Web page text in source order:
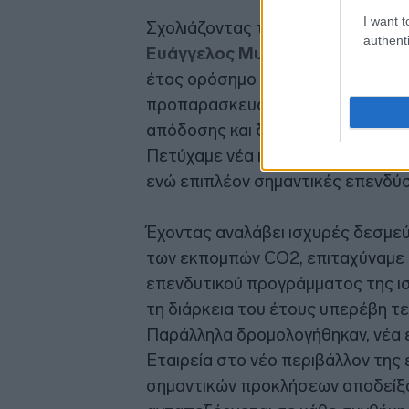
I want
Σχολιάζοντας τα αποτελέσματα,
Ευάγγελος Μυτιληναίος
έτος ορόσημο για τις ιστορικά
προπαρασκευαστική περίοδο για
απόδοσης και δημιουργίας αξίας
Πετύχαμε νέα ιστορικά υψηλά
ενώ επιπλέον σημαντικές
Έχοντας αναλάβει ισχυρές
των εκπομπών CO2,
επενδυτικού προγράμματος της
τη διάρκεια του έτους υπερέβη
Παράλληλα δρομολογήθηκαν, νέα
Εταιρεία στο νέο περιβάλλον
σημαντικών προκλήσεων